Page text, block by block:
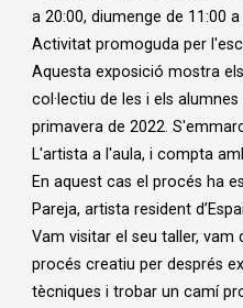
a 20:00, diumenge de 11:00
Activitat promoguda per
Aquesta exposició mostra
col·lectiu de les i els
primavera de 2022.
L'artista a l'aula, i compta
En aquest cas el procés ha
Pareja, artista resident
Vam visitar el seu taller, vam
procés creatiu per després
tècniques i trobar un camí